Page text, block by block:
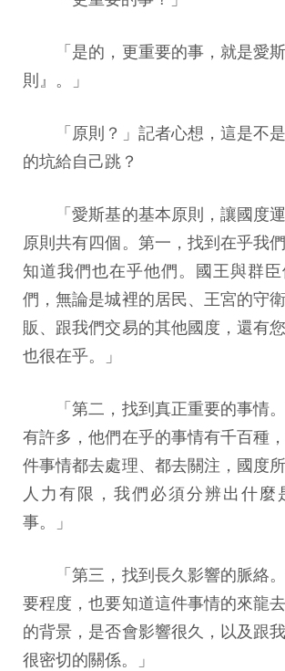
「是的，更重要的事，就是愛
則』。」
「原則？」記者心想，這是不
的坑給自己跳？
「愛斯基的基本原則，讓國度運
原則共有四個。第一，找到在乎我
知道我們也在乎他們。國王與群
們，無論是城裡的居民、王宮的守
販、跟我們交易的其他國度，還有
也很在乎。」
「第二，找到真正重要的事情。
有許多，他們在乎的事情有千百種
件事情都去處理、都去關注，國度
人力有限，我們必須分辨出什麼
事。」
「第三，找到長久影響的脈絡
要程度，也要知道這件事情的來龍
的背景，是否會影響很久，以及跟
很密切的關係。」